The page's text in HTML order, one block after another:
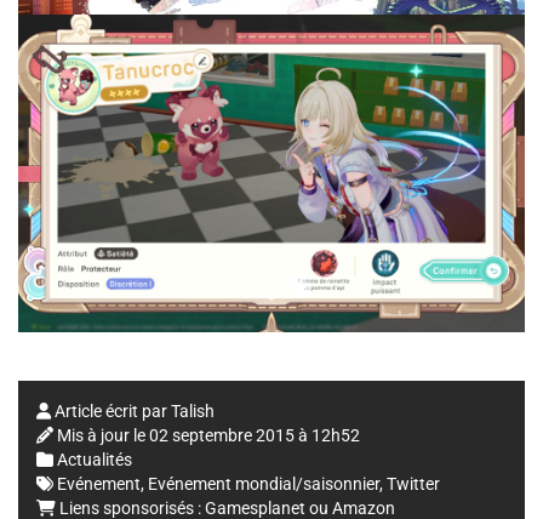
Article écrit parTalish
Mis à jour le02 septembre 2015 à 12h52
Actualités
Evénement, Evénement mondial/saisonnier, Twitter
Liens sponsorisés :Gamesplanet ou Amazon